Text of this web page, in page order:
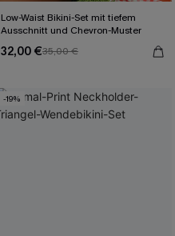
Low-Waist Bikini-Set mit tiefem
Ausschnitt und Chevron-Muster
32,00 €35,00 €
-19%